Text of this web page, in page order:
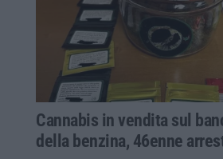
Cannabis in vendita sul
della benzina, 46enne